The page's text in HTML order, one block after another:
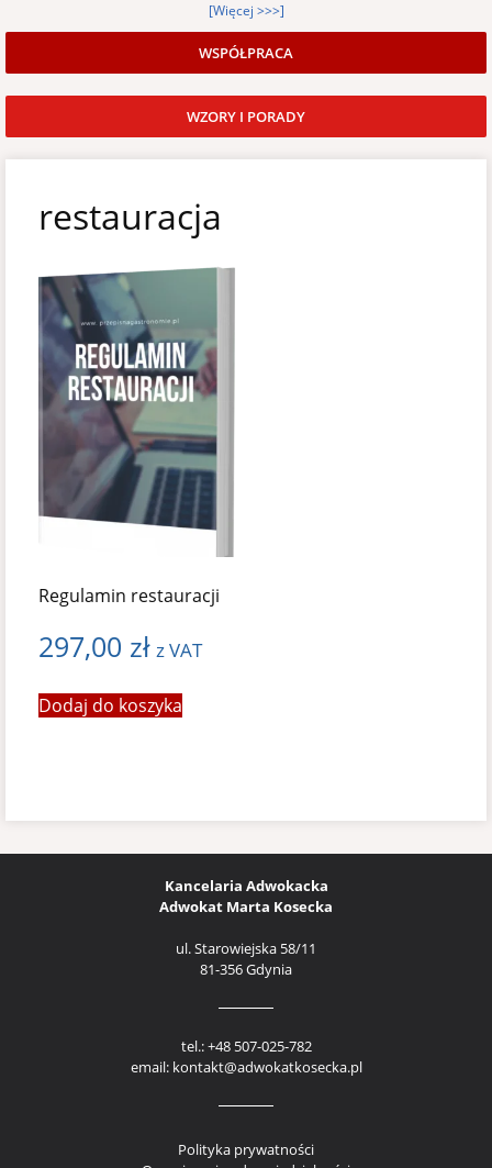
[Więcej >>>]
WSPÓŁPRACA
WZORY I PORADY
restauracja
Regulamin restauracji
297,00 zł z VAT
Dodaj do koszyka
Kancelaria Adwokacka
Adwokat Marta Kosecka
ul. Starowiejska 58/11
81-356 Gdynia
tel.: +48 507-025-782
email: kontakt@adwokatkosecka.pl
Polityka prywatności